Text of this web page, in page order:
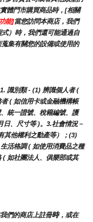
體門市購買商品時，[相關
能]當您訪問本商店，我們
）時，我們還可能通過自
集有關您的設備或使用的
識別類 - (1) 辨識個人者 (
( 如信用卡或金融機構帳
統一證號、稅籍編號、護
日、尺寸等 )。3.社會情況 –
其他權利之動產等）；(3)
活格調 ( 如使用消費品之種
( 如社團法人、俱樂部或其
們的商店上註冊時，或在